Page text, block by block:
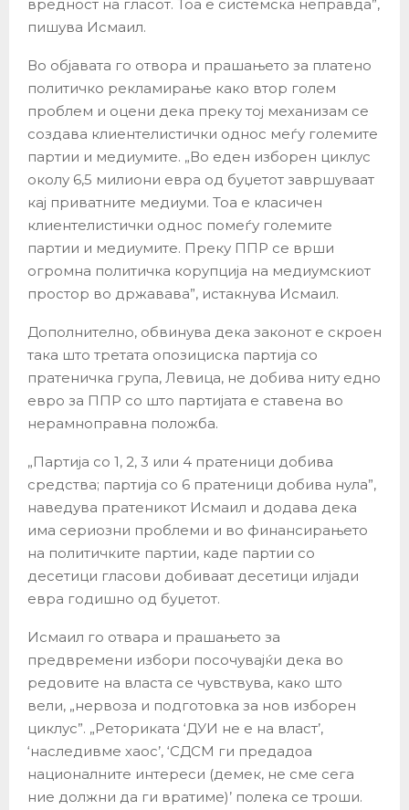
вредност на гласот. Тоа е системска неправда”,
пишува Исмаил.
Во објавата го отвора и прашањето за платено
политичко рекламирање како втор голем
проблем и оцени дека преку тој механизам се
создава клиентелистички однос меѓу големите
партии и медиумите. „Во еден изборен циклус
околу 6,5 милиони евра од буџетот завршуваат
кај приватните медиуми. Тоа е класичен
клиентелистички однос помеѓу големите
партии и медиумите. Преку ППР се врши
огромна политичка корупција на медиумскиот
простор во државава”, истакнува Исмаил.
Дополнително, обвинува дека законот е скроен
така што третата опозициска партија со
пратеничка група, Левица, не добива ниту едно
евро за ППР со што партијата е ставена во
нерамноправна положба.
„Партија со 1, 2, 3 или 4 пратеници добива
средства; партија со 6 пратеници добива нула”,
наведува пратеникот Исмаил и додава дека
има сериозни проблеми и во финансирањето
на политичките партии, каде партии со
десетици гласови добиваат десетици илјади
евра годишно од буџетот.
Исмаил го отвара и прашањето за
предвремени избори посочувајќи дека во
редовите на власта се чувствува, како што
вели, „нервоза и подготовка за нов изборен
циклус”. „Реториката ‘ДУИ не е на власт’,
‘наследивме хаос’, ‘СДСМ ги предадоа
националните интереси (демек, не сме сега
ние должни да ги вратиме)’ полека се троши.